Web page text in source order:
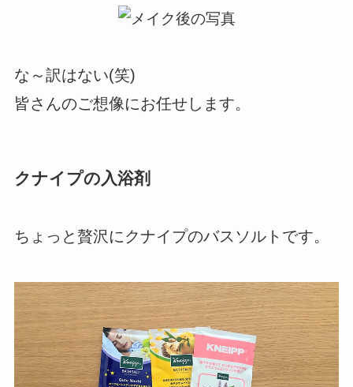
な～訳はない(笑)
皆さんのご想像にお任せします。
クナイプの入浴剤
ちょっと贅沢にクナイプのバスソルトです。